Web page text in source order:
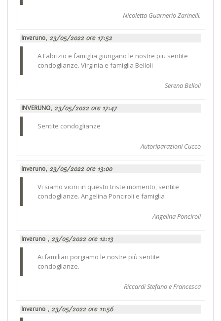
Nicoletta Guarnerio Zarinelli.
Inveruno, 23/05/2022 ore 17:52
A Fabrizio e famiglia giungano le nostre piu sentite
condoglianze. Virginia e famiglia Belloli
Serena Belloli
INVERUNO, 23/05/2022 ore 17:47
Sentite condoglianze
Autoriparazioni Cucco
Inveruno, 23/05/2022 ore 13:00
Vi siamo vicini in questo triste momento, sentite
condoglianze. Angelina Ponciroli e famiglia
Angelina Ponciroli
Inveruno , 23/05/2022 ore 12:13
Ai familiari porgiamo le nostre più sentite
condoglianze.
Riccardi Stefano e Francesca
Inveruno , 23/05/2022 ore 11:56